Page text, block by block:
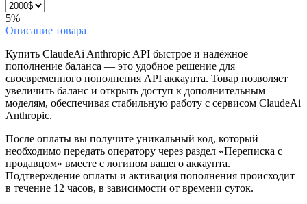
5%
Описание товара
Купить ClaudeAi Anthropic API быстрое и надёжное
пополнение баланса — это удобное решение для
своевременного пополнения API аккаунта. Товар позволяет
увеличить баланс и открыть доступ к дополнительным
моделям, обеспечивая стабильную работу с сервисом ClaudeAi
Anthropic.
После оплаты вы получите уникальный код, который
необходимо передать оператору через раздел «Переписка с
продавцом» вместе с логином вашего аккаунта.
Подтверждение оплаты и активация пополнения происходит
в течение 12 часов, в зависимости от времени суток.